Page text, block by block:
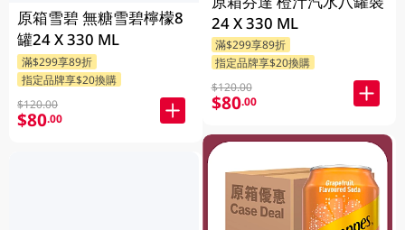
原箱雪碧 無糖雪碧檸檬8
罐24 X 330 ML
滿$299享89折
指定品牌享$20換購
$120.00
$80.00
24 X 330 ML
滿$299享89折
指定品牌享$20換購
$120.00
$80.00